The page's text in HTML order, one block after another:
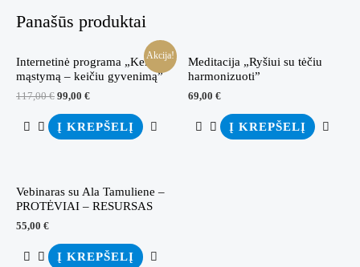
Panašūs produktai
Akcija!
Internetinė programa „Keičiu
mąstymą – keičiu gyvenimą”
117,00€ Original
was:
117,00 €.
99,00 €Current
is:
Į KREPŠELĮ
Meditacija „Ryšiui su tėčiu
harmonizuoti”
69,00 €
Į KREPŠELĮ
Vebinaras su Ala Tamuliene –
PROTĖVIAI – RESURSAS
55,00 €
Į KREPŠELĮ